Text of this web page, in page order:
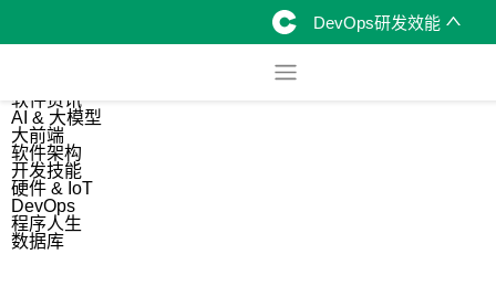
DevOps研发效能
软件资讯
AI & 大模型
大前端
软件架构
开发技能
硬件 & IoT
DevOps
程序人生
数据库